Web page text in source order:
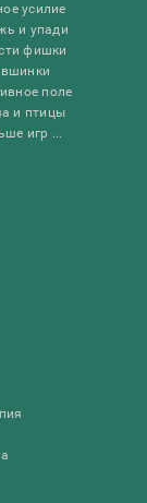
усилие
и упади
фишки
поле
и птицы
игр ...